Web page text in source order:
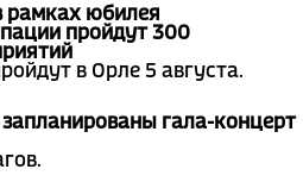
рамках юбилея
пройдут 300
в Орле 5 августа.
гала-концерт